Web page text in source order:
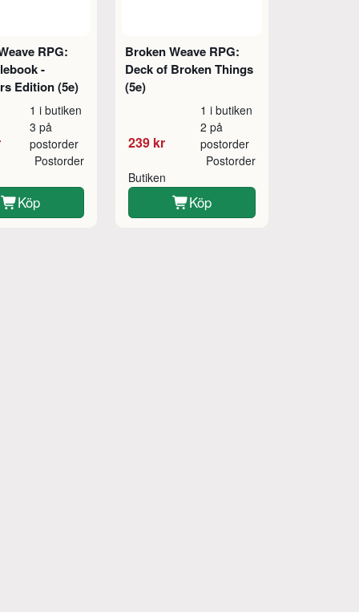
RPG:
-
Edition (5e)
1 i butiken
3 på
postorder
Postorder
Köp
Broken Weave RPG:
Deck of Broken Things
(5e)
239 kr
1 i butiken
2 på
postorder
Butiken
Postorder
Köp